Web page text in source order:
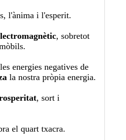
l'ànima i l'esperit.
, sobretot
les energies negatives de
la nostra pròpia energia.
, sort i
el quart txacra.